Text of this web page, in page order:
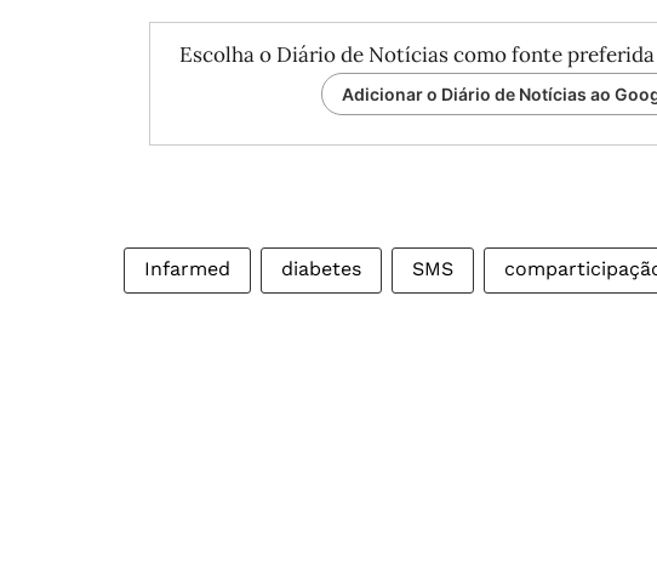
Escolha o Diário de Notícias como fonte
Adicionar o Diário de Notícias ao
Infarmed diabetes SMS